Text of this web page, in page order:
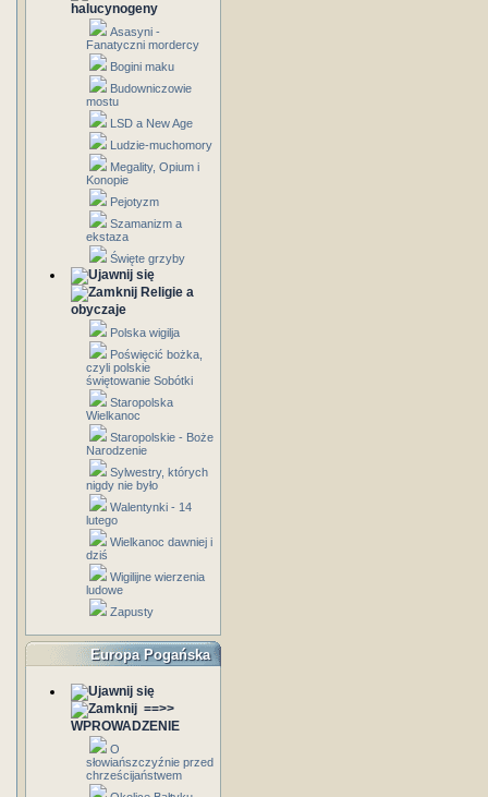
halucynogeny
Asasyni -
Fanatyczni mordercy
Bogini maku
Budowniczowie
mostu
LSD a New Age
Ludzie-muchomory
Megality, Opium i
Konopie
Pejotyzm
Szamanizm a
ekstaza
Święte grzyby
Religie a
obyczaje
Polska wigilja
Poświęcić bożka,
czyli polskie
świętowanie Sobótki
Staropolska
Wielkanoc
Staropolskie - Boże
Narodzenie
Sylwestry, których
nigdy nie było
Walentynki - 14
lutego
Wielkanoc dawniej i
dziś
Wigilijne wierzenia
ludowe
Zapusty
Europa Pogańska
==>>
WPROWADZENIE
O
słowiańszczyźnie przed
chrześcijaństwem